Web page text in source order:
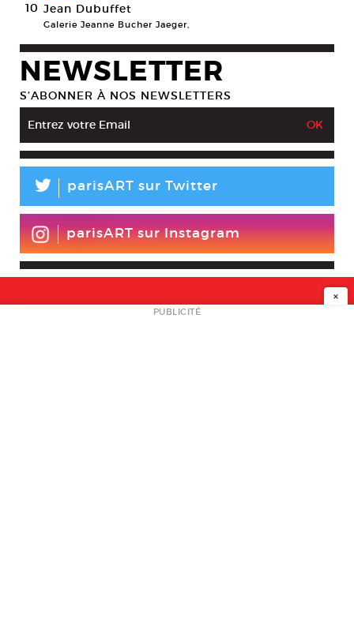
10 Jean Dubuffet
Galerie Jeanne Bucher Jaeger,
NEWSLETTER
S’ABONNER À NOS NEWSLETTERS
L parisART sur Twitter
parisART sur Instagram
NEWSLETTER
×
PUBLICITÉ